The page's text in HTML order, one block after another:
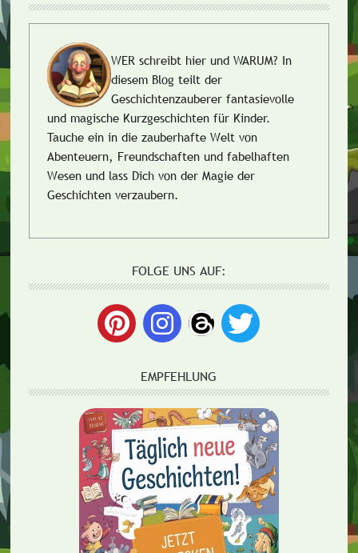
WER schreibt hier und WARUM? In
diesem Blog teilt der
Geschichtenzauberer fantasievolle
und magische Kurzgeschichten für Kinder.
Tauche ein in die zauberhafte Welt von
Abenteuern, Freundschaften und fabelhaften
Wesen und lass Dich von der Magie der
Geschichten verzaubern.
FOLGE UNS AUF:
EMPFEHLUNG